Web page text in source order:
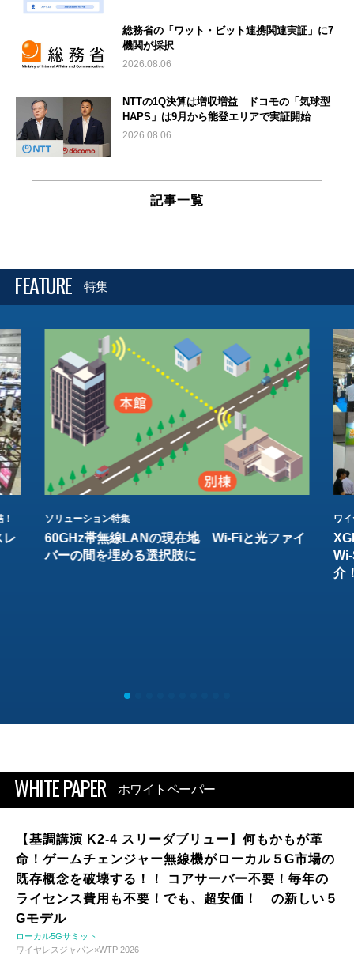
総務省の「ワット・ビット連携関連実証」に7
機関が採択
2026.08.06
NTTの1Q決算は増収増益 ドコモの「気球型
HAPS」は9月から能登エリアで実証開始
2026.08.06
記事一覧
FEATURE 特集
レ
ソリューション特集
60GHz帯無線LANの現在地 Wi-Fiと光ファイ
バーの間を埋める選択肢に
ワ
介
WHITE PAPER ホワイトペーパー
【基調講演 K2-4 スリーダブリュー】何もかもが革
命！ゲームチェンジャー無線機がローカル５G市場の
既存概念を破壊する！！ コアサーバー不要！毎年の
ライセンス費用も不要！でも、超安価！ の新しい５
Gモデル
ローカル5Gサミット
ワイヤレスジャパン×WTP 2026